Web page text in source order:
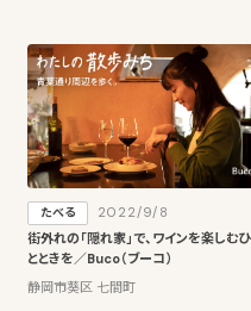
たべる
2022/9/8
街外れの「隠れ家」で、ワインを楽しむひ
とときを／Buco（ブーコ）
静岡市葵区 七間町